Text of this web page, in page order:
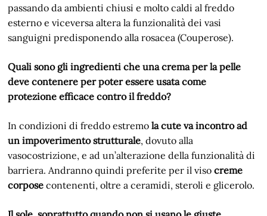
passando da ambienti chiusi e molto caldi al freddo
esterno e viceversa altera la funzionalità dei vasi
sanguigni predisponendo alla rosacea (Couperose).
Quali sono gli ingredienti che una crema per la pelle
deve contenere per poter essere usata come
protezione efficace contro il freddo?
In condizioni di freddo estremola cute va incontro ad
un impoverimento strutturale, dovuto alla
vasocostrizione, e ad un’alterazione della funzionalità di
barriera. Andranno quindi preferite per il visocreme
corpose contenenti, oltre a ceramidi, steroli e glicerolo.